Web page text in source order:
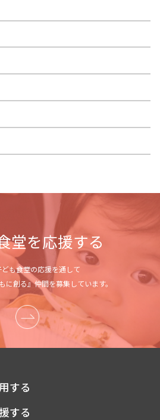
堂を応援する
も食堂の応援を通して
に創る』仲間を募集しています。
する
する